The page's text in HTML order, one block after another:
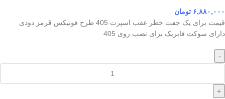
۶,۸۸۰,۰۰۰ تومان
قیمت برای یک جفت خطر عقب اسپرت 405 طرح فونیکس قرمز دودی
دارای سوکت فابریک برای نصب روی 405
-
+